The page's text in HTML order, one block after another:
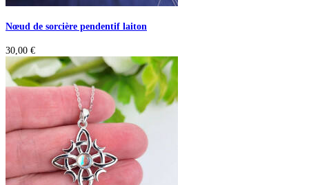
Nœud de sorcière pendentif laiton
30,00 €